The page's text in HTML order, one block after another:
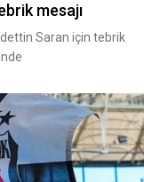
mesajı
Saran için tebrik